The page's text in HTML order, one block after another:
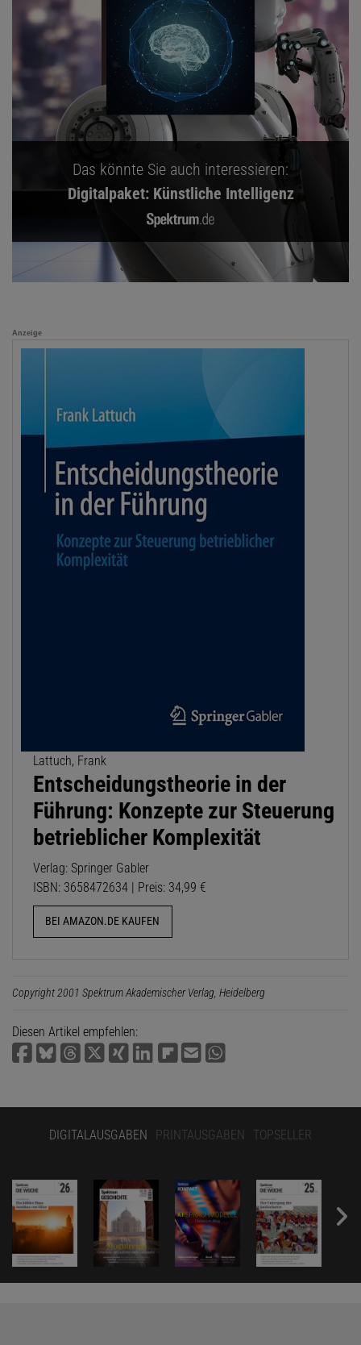
Das könnte Sie auch interessieren:
Digitalpaket: Künstliche Intelligenz
Anzeige
Lattuch, Frank
Entscheidungstheorie in der
Führung: Konzepte zur Steuerung
betrieblicher Komplexität
Verlag: Springer Gabler
ISBN: 3658472634 | Preis: 34,99 €
BEI AMAZON.DE KAUFEN
Copyright 2001 Spektrum Akademischer Verlag, Heidelberg
Diesen Artikel empfehlen:
DIGITALAUSGABEN PRINTAUSGABEN TOPSELLER